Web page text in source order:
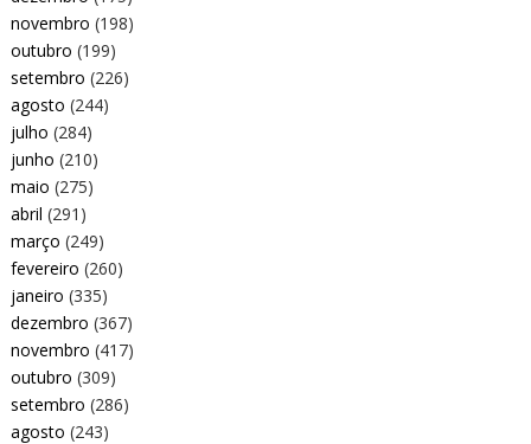
novembro (198)
outubro (199)
setembro (226)
agosto (244)
julho (284)
junho (210)
maio (275)
abril (291)
março (249)
fevereiro (260)
janeiro (335)
dezembro (367)
novembro (417)
outubro (309)
setembro (286)
agosto (243)